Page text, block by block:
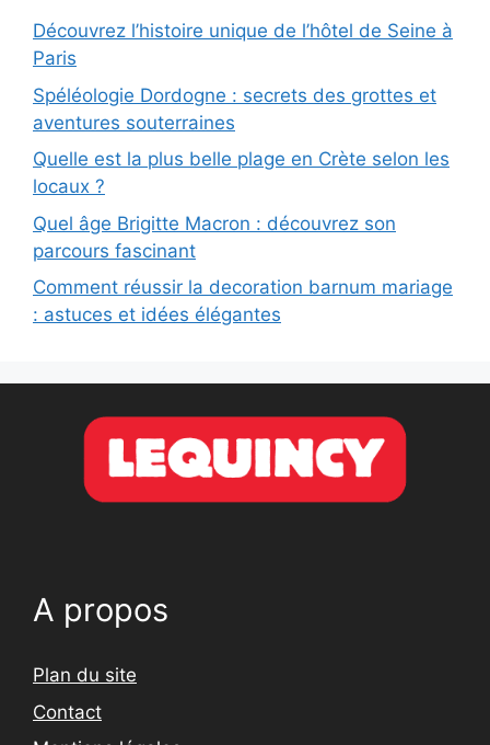
Découvrez l’histoire unique de l’hôtel de Seine à
Paris
Spéléologie Dordogne : secrets des grottes et
aventures souterraines
Quelle est la plus belle plage en Crète selon les
locaux ?
Quel âge Brigitte Macron : découvrez son
parcours fascinant
Comment réussir la decoration barnum mariage
: astuces et idées élégantes
A propos
Plan du site
Contact